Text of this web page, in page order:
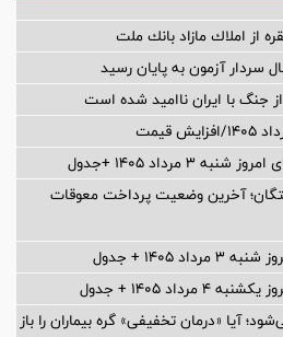
سردار آزمون به پایان رسید
جنگ با ایران ناامید شده است
مرداد ۱۴۰۵ +جدول
آخرین وضعیت پرداخت معوقات
۱۴۰۵ + جدول
۱۴۰۵ + جدول
آیا «درمان تخفیفی» گره بیماران را باز